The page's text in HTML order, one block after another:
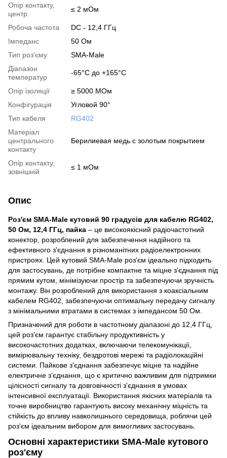
Опір контакту,
центр.
≤ 2 мОм
Робоча частота
DC - 12,4 ГГц
Імпеданс
50 Ом
Тип роз'єму
SMA-Male
Діапазон
температур
-65°C до +165°C
Опір ізоляції
≥ 5000 МОм
Конфігурація
Угловой 90°
Тип кабеля
RG402
Матеріал
центрального
контакту
Берилиевая медь с золотым покрытием
Опір контакту,
зовнішній
≤ 1 мОм
Опис
Роз'єм SMA-Male кутовий 90 градусів для кабелю RG402,
50 Ом, 12,4 ГГц, пайка – це високоякісний радіочастотний
конектор, розроблений для забезпечення надійного та
ефективного з'єднання в різноманітних радіоелектронних
пристроях. Цей кутовий SMA-Male роз'єм ідеально підходить
для застосувань, де потрібне компактне та міцне з'єднання під
прямим кутом, мінімізуючи простір та забезпечуючи зручність
монтажу. Він розроблений для використання з коаксіальним
кабелем RG402, забезпечуючи оптимальну передачу сигналу
з мінімальними втратами в системах з імпедансом 50 Ом.
Призначений для роботи в частотному діапазоні до 12,4 ГГц,
цей роз'єм гарантує стабільну продуктивність у
високочастотних додатках, включаючи телекомунікації,
вимірювальну техніку, бездротові мережі та радіолокаційні
системи. Пайкове з'єднання забезпечує міцне та надійне
електричне з'єднання, що є критично важливим для підтримки
цілісності сигналу та довговічності з'єднання в умовах
інтенсивної експлуатації. Використання якісних матеріалів та
точне виробництво гарантують високу механічну міцність та
стійкість до впливу навколишнього середовища, роблячи цей
роз'єм ідеальним вибором для вимогливих застосувань.
Основні характеристики SMA-Male кутового
роз'єму